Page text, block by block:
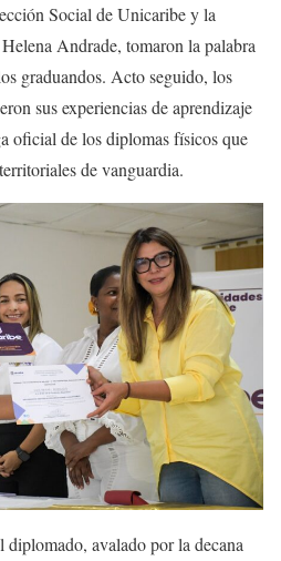
Social de Unicaribe y la
Andrade, tomaron la palabra
graduandos. Acto seguido, los
sus experiencias de aprendizaje
oficial de los diplomas físicos que
de vanguardia.
avalado por la decana